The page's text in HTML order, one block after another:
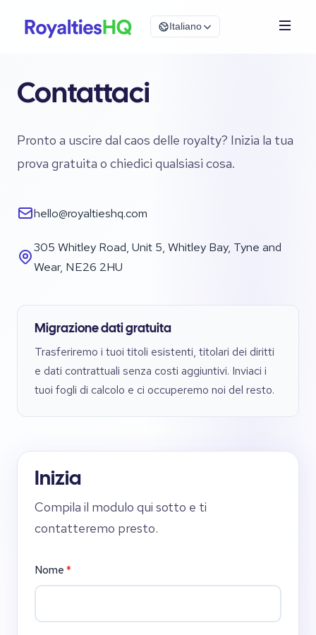
Italiano
Contattaci
Pronto a uscire dal caos delle royalty? Inizia la tua
prova gratuita o chiedici qualsiasi cosa.
hello@royaltieshq.com
305 Whitley Road, Unit 5, Whitley Bay, Tyne and
Wear, NE26 2HU
Migrazione dati gratuita
Trasferiremo i tuoi titoli esistenti, titolari dei diritti
e dati contrattuali senza costi aggiuntivi. Inviaci i
tuoi fogli di calcolo e ci occuperemo noi del resto.
Inizia
Compila il modulo qui sotto e ti
contatteremo presto.
Nome *